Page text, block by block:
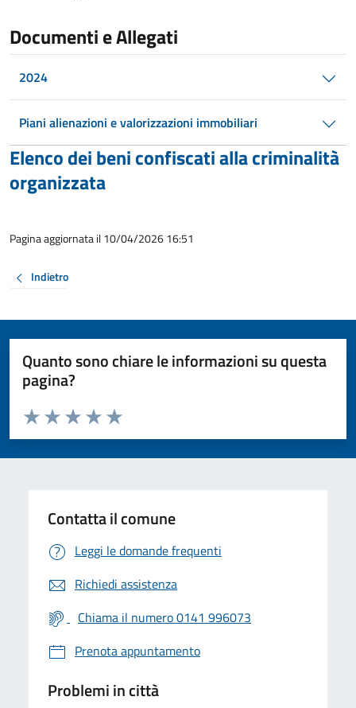
Documenti e Allegati
2024
Piani alienazioni e valorizzazioni immobiliari
Elenco dei beni confiscati alla criminalità
organizzata
Pagina aggiornata il 10/04/2026 16:51
Indietro
Quanto sono chiare le informazioni su questa
pagina?
Valuta da 1 a 5 stelle la pagina
Valuta 5 stelle su 5
Valuta 4 stelle su 5
Valuta 3 stelle su 5
Valuta 2 stelle su 5
Valuta 1 stelle su 5
Contatta il comune
Leggi le domande frequenti
Richiedi assistenza
Chiama il numero 0141 996073
Prenota appuntamento
Problemi in città